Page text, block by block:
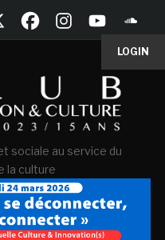
LOGIN
sociale au service du
la culture